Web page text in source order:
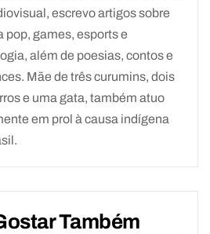
escrevo artigos sobre
pop, games, esports e
além de poesias, contos e
Mãe de três curumins, dois
e uma gata, também atuo
em prol à causa indígena
Também